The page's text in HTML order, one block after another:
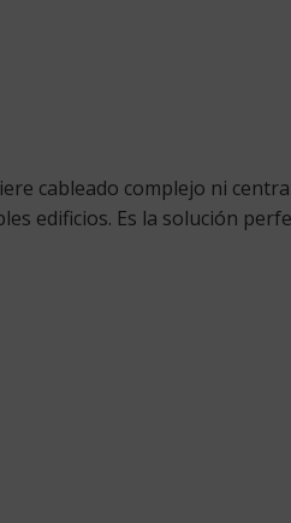
cableado complejo ni
edificios. Es la solución